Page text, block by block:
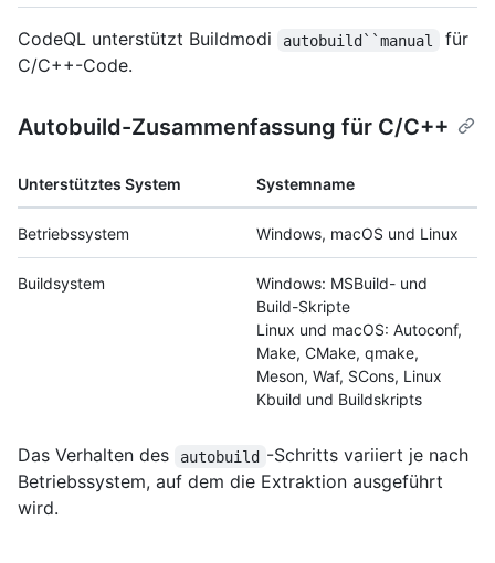
CodeQL unterstützt Buildmodi autobuild``manual
für
C/C++-Code.
Autobuild-Zusammenfassung für C/C++
Unterstütztes System Systemname
Betriebssystem Windows, macOS und Linux
Buildsystem
Windows: MSBuild- und
Build-Skripte
Linux und macOS: Autoconf,
Make, CMake, qmake,
Meson, Waf, SCons, Linux
Kbuild und Buildskripts
Das Verhalten des autobuild -Schritts variiert je nach
Betriebssystem, auf dem die Extraktion ausgeführt
wird.